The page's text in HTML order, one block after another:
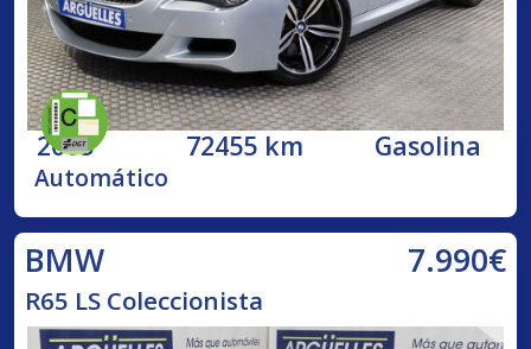
2005 72455 km Gasolina
Automático
BMW 7.990€
R65 LS Coleccionista